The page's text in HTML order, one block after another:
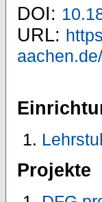
DOI:
URL:
Projekte